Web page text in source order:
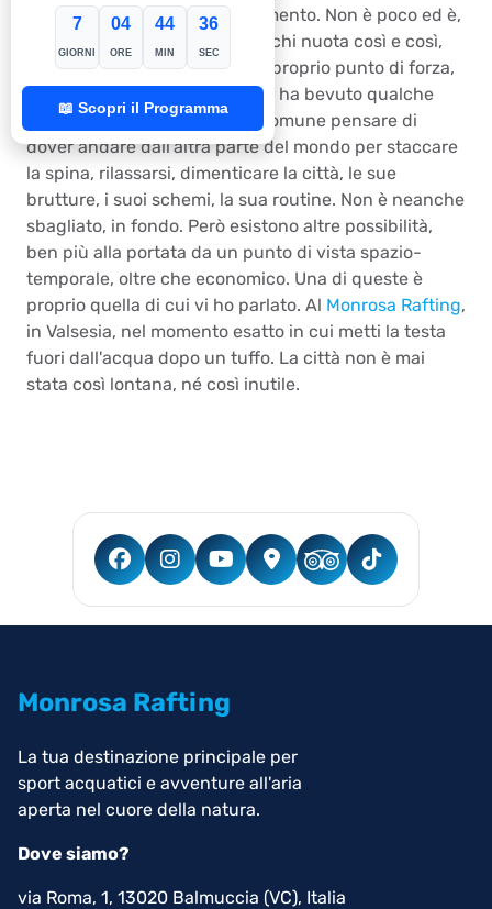
7
GIORNI
04
ORE
44
MIN
35
SEC
📖 Scopri il Programma
oltre che svago, relax, divertimento. Non è poco ed è,
potenzialmente, per tutti: per chi nuota così e così,
per chi non fa dell'atletismo il proprio punto di forza,
ed anche per chi la sera prima ha bevuto qualche
birra qua e là. È abbastanza comune pensare di
dover andare dall'altra parte del mondo per staccare
la spina, rilassarsi, dimenticare la città, le sue
brutture, i suoi schemi, la sua routine. Non è neanche
sbagliato, in fondo. Però esistono altre possibilità,
ben più alla portata da un punto di vista spazio-
temporale, oltre che economico. Una di queste è
proprio quella di cui vi ho parlato. Al Monrosa Rafting,
in Valsesia, nel momento esatto in cui metti la testa
fuori dall'acqua dopo un tuffo. La città non è mai
stata così lontana, né così inutile.
Monrosa Rafting
La tua destinazione principale per
sport acquatici e avventure all'aria
aperta nel cuore della natura.
Dove siamo?
via Roma, 1, 13020 Balmuccia (VC), Italia